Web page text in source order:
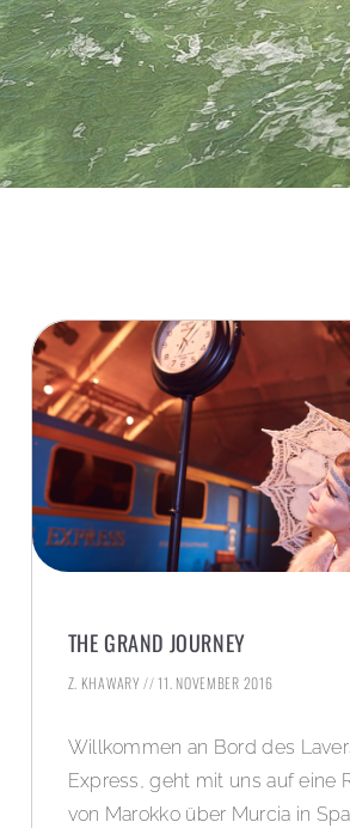
THE GRAND JOURNEY
Z. KHAWARY 11. NOVEMBER 2016
Willkommen an Bord des
Express, geht mit uns auf eine
von Marokko über Murcia in